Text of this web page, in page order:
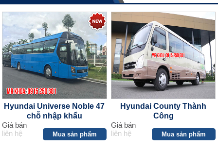
Hyundai Universe Noble 47
chỗ nhập khẩu
Giá bán
liên hệ
Mua sản phẩm
Hyundai County Thành
Công
Giá bán
liên hệ
Mua sản phẩm